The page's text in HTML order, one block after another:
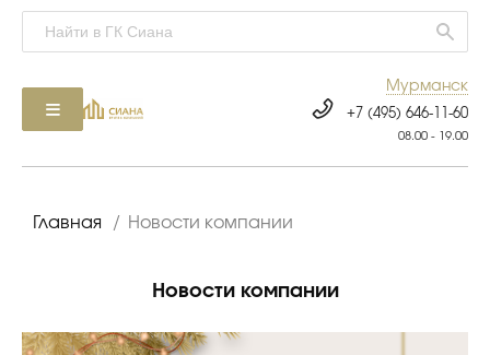
Мурманск
+7 (495) 646-11-60
08.00 - 19.00
Главная / Новости компании
Новости компании